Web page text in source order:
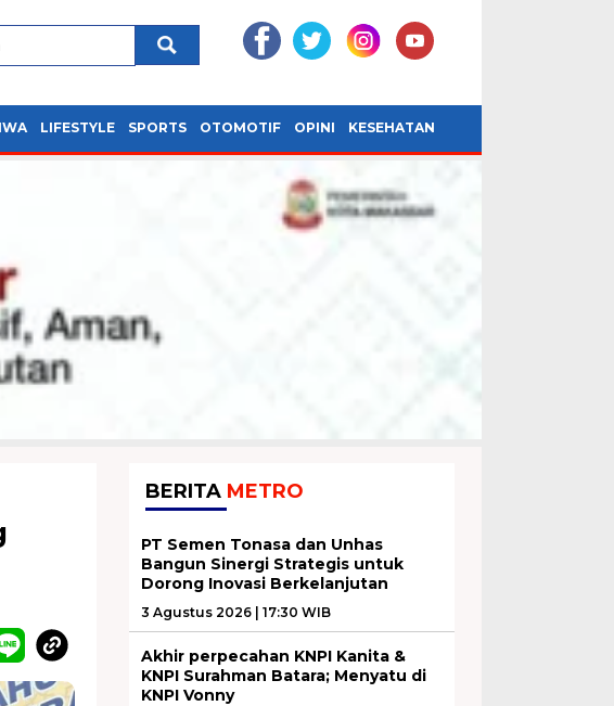
LIFESTYLE SPORTS OTOMOTIF OPINI KESEHATAN
BERITA METRO
PT Semen Tonasa dan Unhas
Bangun Sinergi Strategis untuk
Dorong Inovasi Berkelanjutan
3 Agustus 2026 | 17:30 WIB
Akhir perpecahan KNPI Kanita &
KNPI Surahman Batara; Menyatu di
KNPI Vonny